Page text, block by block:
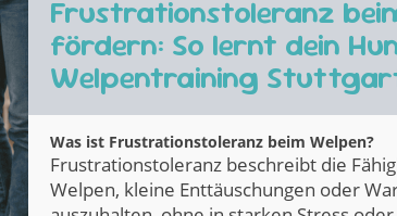
Frustrationstoleranz
fördern: So lernt dein
Welpentraining
Was ist Frustrationstoleranz beim Welpen?
Frustrationstoleranz beschreibt die
Welpen, kleine Enttäuschungen oder